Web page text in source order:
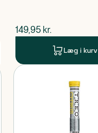
$nuværende pris
149,95 kr.
Læg i kurv